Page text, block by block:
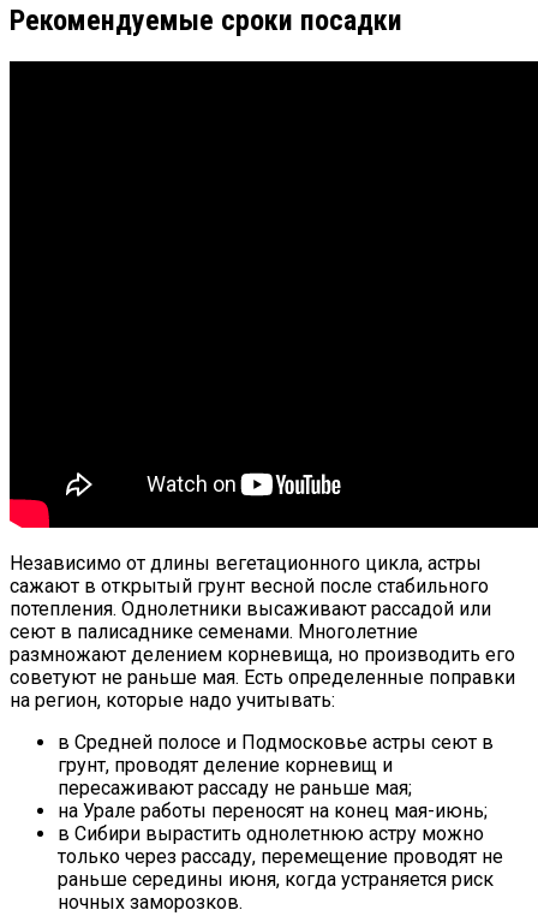
Рекомендуемые сроки посадки
Независимо от длины вегетационного цикла, астры
сажают в открытый грунт весной после стабильного
потепления. Однолетники высаживают рассадой или
сеют в палисаднике семенами. Многолетние
размножают делением корневища, но производить его
советуют не раньше мая. Есть определенные поправки
на регион, которые надо учитывать:
в Средней полосе и Подмосковье астры сеют в
грунт, проводят деление корневищ и
пересаживают рассаду не раньше мая;
на Урале работы переносят на конец мая-июнь;
в Сибири вырастить однолетнюю астру можно
только через рассаду, перемещение проводят не
раньше середины июня, когда устраняется риск
ночных заморозков.